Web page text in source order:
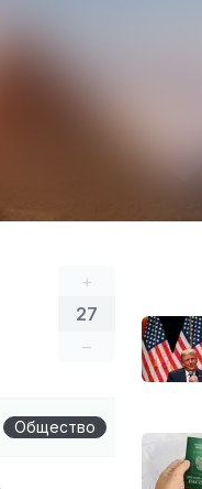
+
27
–
Общество